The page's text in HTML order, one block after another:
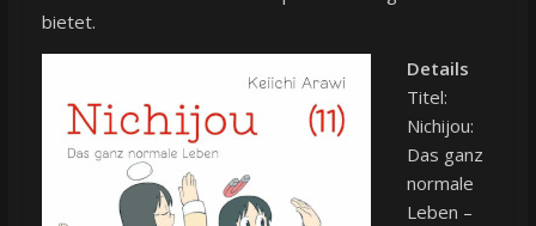
bietet.
Details
Titel:
Nichijou:
Das ganz
normale
Leben –